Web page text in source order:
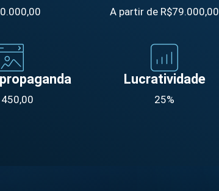
A partir de R$79.000,00
450,00
Lucratividade
25%